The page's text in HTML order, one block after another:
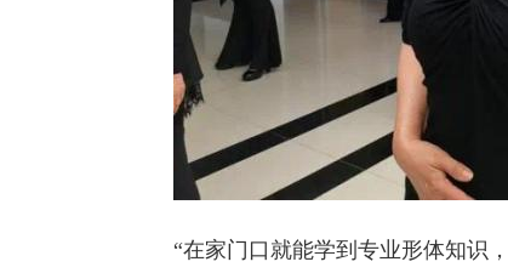
“在家门口就能学到专业形体知识